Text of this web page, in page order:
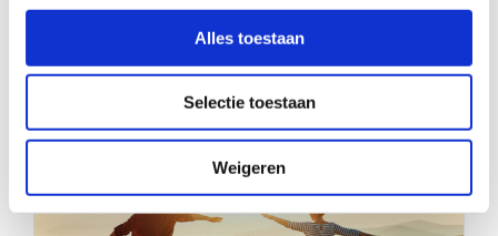
Alles toestaan
Selectie toestaan
Weigeren
gezellig meisje uit Roermond?